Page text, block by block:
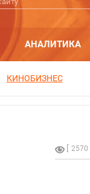
АНАЛИТИКА
КИНОБИЗНЕС
2570